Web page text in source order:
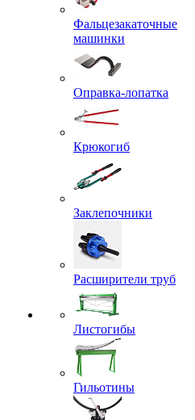
Фальцезакаточные
машинки
Оправка-лопатка
Крюкогиб
Заклепочники
Расширители труб
Листогибы
Гильотины